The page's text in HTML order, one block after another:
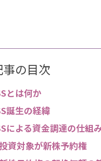
事の目次
とは何か
誕生の経緯
による資金調達の仕組
資対象が新株予約権